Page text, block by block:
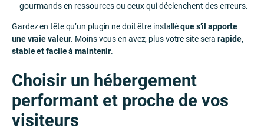
gourmands en ressources ou ceux qui déclenchent des erreurs.
Gardez en tête qu’un plugin ne doit être installéque s’il apporte
une vraie valeur. Moins vous en avez, plus votre site serarapide,
stable et facile à maintenir.
Choisir un hébergement
performant et proche de vos
visiteurs